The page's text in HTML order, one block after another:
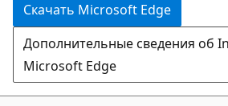
Скачать Microsoft Edge
Дополнительные сведения об
Microsoft Edge